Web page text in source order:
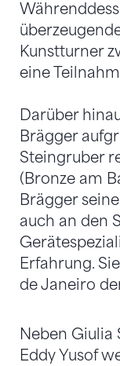
Kunstturner
eine
Darüber
Brägger
Steingruber
(Bronze am
Brägger
auch an den
Erfahrung.
de Janeiro
Neben Giulia
Eddy Yusof